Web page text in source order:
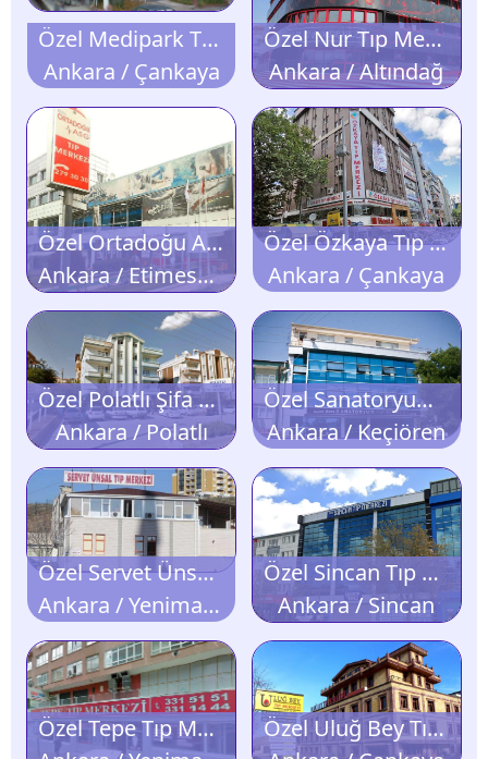
Özel Medipark Tıp Merkezi
Ankara / Çankaya
Özel Nur Tıp Merkezi
Ankara / Altındağ
Özel Ortadoğu ASG Tıp Merkezi
Ankara / Etimesgut
Özel Özkaya Tıp Merkezi
Ankara / Çankaya
Özel Polatlı Şifa Tıp Merkezi
Ankara / Polatlı
Özel Sanatoryum Tıp Merkezi
Ankara / Keçiören
Özel Servet Ünsal Tıp Merkezi
Ankara / Yenimahalle
Özel Sincan Tıp Merkezi
Ankara / Sincan
Özel Tepe Tıp Merkezi
Özel Uluğ Bey Tıp Merkezi